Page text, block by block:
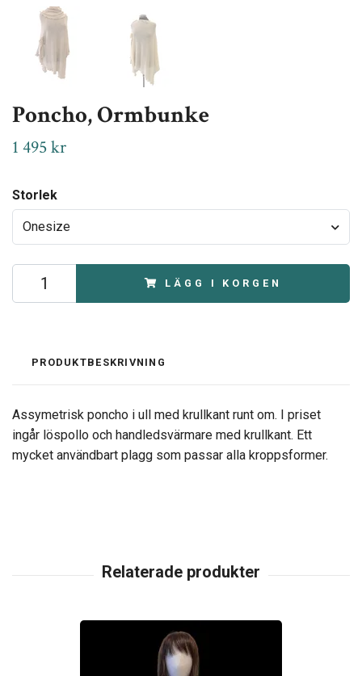
Poncho, Ormbunke
1 495 kr
Storlek
Onesize
LÄGG I KORGEN
PRODUKTBESKRIVNING
Assymetrisk poncho i ull med krullkant runt om. I priset
ingår löspollo och handledsvärmare med krullkant. Ett
mycket användbart plagg som passar alla kroppsformer.